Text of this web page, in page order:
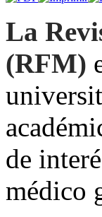
La
(RFM)
de
médico